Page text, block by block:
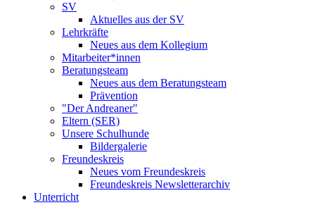
SV
Aktuelles aus der SV
Lehrkräfte
Neues aus dem Kollegium
Mitarbeiter*innen
Beratungsteam
Neues aus dem Beratungsteam
Prävention
"Der Andreaner"
Eltern (SER)
Unsere Schulhunde
Bildergalerie
Freundeskreis
Neues vom Freundeskreis
Freundeskreis Newsletterarchiv
Unterricht